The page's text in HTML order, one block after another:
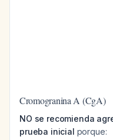
Cromogranina A (CgA)
NO se recomienda
prueba inicial porque: